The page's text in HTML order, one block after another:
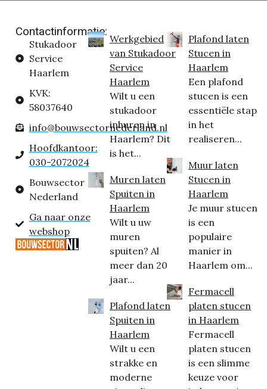
Contactinformatie:
Stukadoor
Service
Haarlem
KVK:
58037640
info@bouwsectornederland.nl
Hoofdkantoor:
030-2072024
Bouwsector
Nederland
Ga naar onze
webshop
Werkgebied
van Stukadoor
Service
Haarlem
Wilt u een
stukadoor
inhuren in
Haarlem? Dit
is het...
Muren laten
Spuiten in
Haarlem
Wilt u uw
muren
spuiten? Al
meer dan 20
jaar...
Plafond laten
Spuiten in
Haarlem
Wilt u een
strakke en
moderne
Plafond laten
Stucen in
Haarlem
Een plafond
stucen is een
essentiële stap
in het
realiseren...
Muur laten
Stucen in
Haarlem
Je muur stucen
is een
populaire
manier in
Haarlem om...
Fermacell
platen stucen
in Haarlem
Fermacell
platen stucen
is een slimme
keuze voor